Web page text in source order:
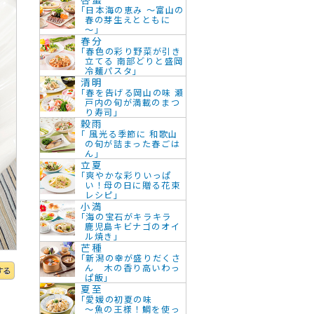
「日本海の恵み ～富山の
春の芽生えとともに
～」
春分
「春色の彩り野菜が引き
立てる 南部どりと盛岡
冷麺パスタ」
清明
「春を告げる岡山の味 瀬
戸内の旬が満載のまつ
り寿司」
穀雨
「 風光る季節に 和歌山
の旬が詰まった春ごは
ん」
立夏
「爽やかな彩りいっぱ
い！母の日に贈る花束
レシピ」
小満
「海の宝石がキラキラ
鹿児島キビナゴのオイ
ル焼き」
芒種
「新潟の幸が盛りだくさ
ん 木の香り高いわっ
ぱ飯」
夏至
「愛媛の初夏の味
～魚の王様！鯛を使っ